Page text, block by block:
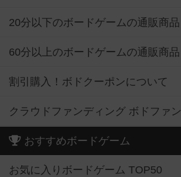
20分以下のボードゲームの通販商品
60分以上のボードゲームの通販商品
割引購入！ボドクーポンについて
クラウドファンディング ボドファン
おすすめボードゲーム
お気に入りボードゲーム TOP50